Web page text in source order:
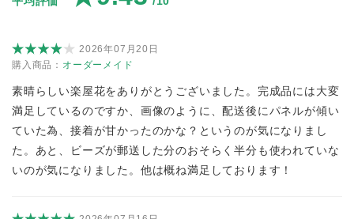
2026年07月20日
購入商品： オーダーメイド
素晴らしい楽屋花をありがとうございました。完成品には大変
満足しているのですか、画像のように、配送後にパネルが傾い
ていた為、接着が甘かったのかな？というのが気になりまし
た。あと、ビーズが郵送した分のおそらく半分も使われていな
いのが気になりました。他は概ね満足しております！